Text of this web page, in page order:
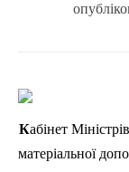
Кабінет Міністрів України віднайде резерви для
матеріальної